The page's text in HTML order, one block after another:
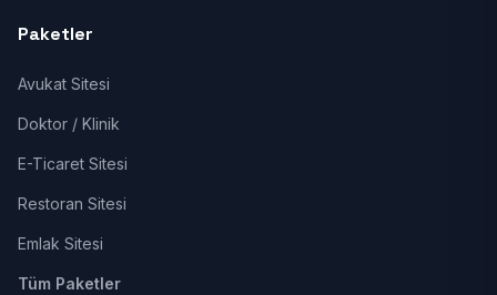
Paketler
Avukat Sitesi
Doktor / Klinik
E-Ticaret Sitesi
Restoran Sitesi
Emlak Sitesi
Tüm Paketler